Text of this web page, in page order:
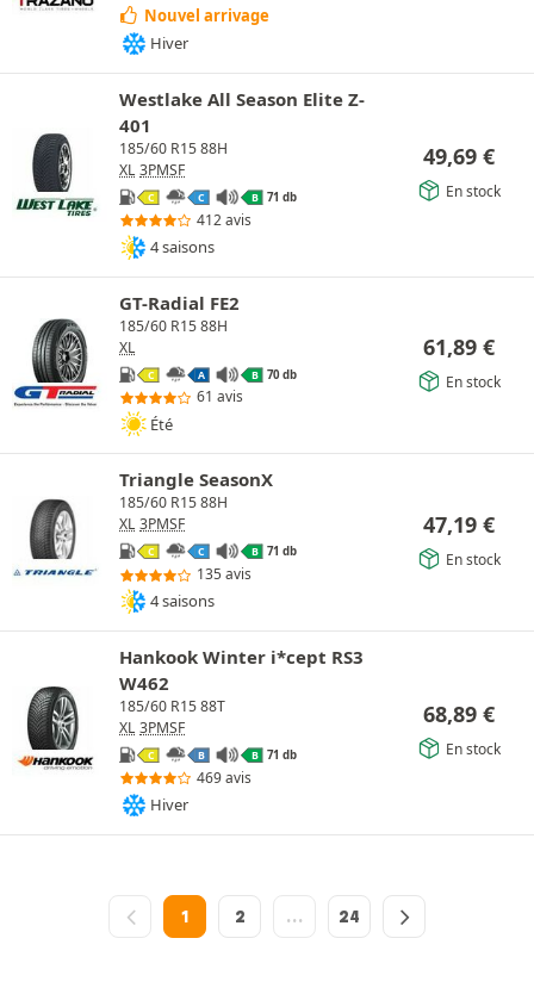
Nouvel arrivage
Hiver
Westlake All Season Elite Z-
401
185/60 R15 88H
XL 3PMSF
C C B 71 db
412 avis
4 saisons
49,69 €
En stock
GT-Radial FE2
185/60 R15 88H
XL
C A B 70 db
61 avis
Été
61,89 €
En stock
Triangle SeasonX
185/60 R15 88H
XL 3PMSF
C C B 71 db
135 avis
4 saisons
47,19 €
En stock
Hankook Winter i*cept RS3
W462
185/60 R15 88T
XL 3PMSF
C B B 71 db
469 avis
Hiver
68,89 €
En stock
1 2 … 24